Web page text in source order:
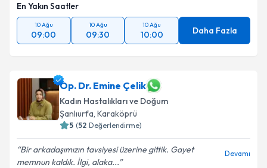
En Yakın Saatler
10 Ağu
09:00
10 Ağu
09:30
10 Ağu
10:00 Daha Fazla
Op. Dr. Emine Çelik
Kadın Hastalıkları ve Doğum
Şanlıurfa, Karaköprü
5 (52 Değerlendirme)
Bir arkadaşımızın tavsiyesi üzerine gittik. Gayet
memnun kaldık. İlgi, alaka...
Devamı